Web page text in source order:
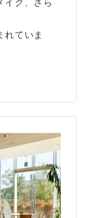
イク、さら
れていま